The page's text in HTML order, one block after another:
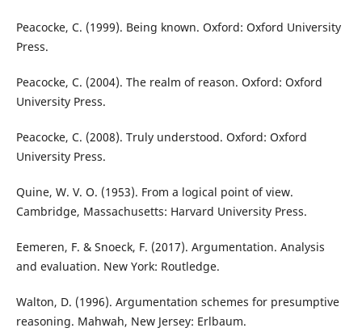
Peacocke, C. (1999). Being known. Oxford: Oxford University
Press.
Peacocke, C. (2004). The realm of reason. Oxford: Oxford
University Press.
Peacocke, C. (2008). Truly understood. Oxford: Oxford
University Press.
Quine, W. V. O. (1953). From a logical point of view.
Cambridge, Massachusetts: Harvard University Press.
Eemeren, F. & Snoeck, F. (2017). Argumentation. Analysis
and evaluation. New York: Routledge.
Walton, D. (1996). Argumentation schemes for presumptive
reasoning. Mahwah, New Jersey: Erlbaum.